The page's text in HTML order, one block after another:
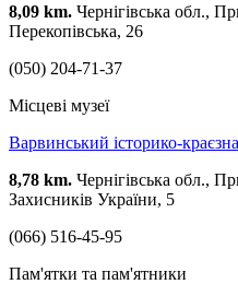
8,09 km. Чернігівська обл.,
Перекопівська, 26
(050) 204-71-37
Місцеві музеї
Варвинський історико-
8,78 km. Чернігівська обл.,
Захисників України, 5
(066) 516-45-95
Пам'ятки та пам'ятники